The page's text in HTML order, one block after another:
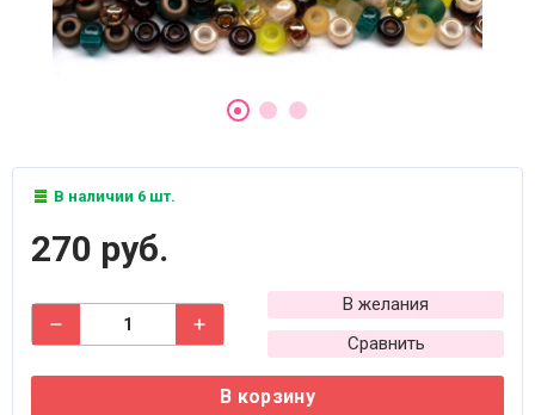
В наличии 6 шт.
270 руб.
В желания
Сравнить
В корзину